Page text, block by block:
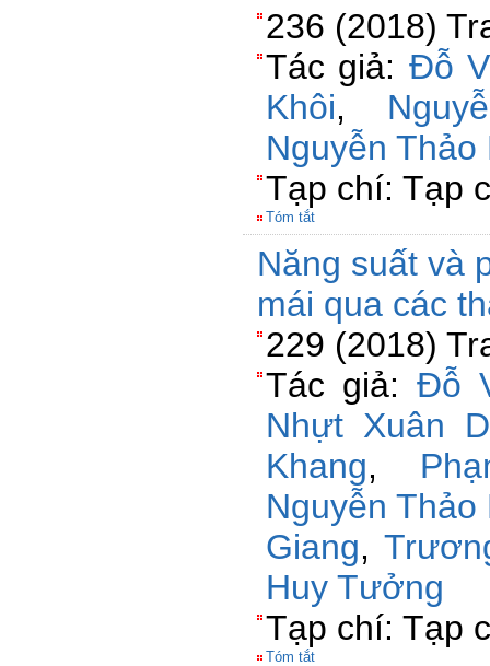
236 (2018)
Tác giả: Đỗ
Khôi,
Nguyễn Thảo
Tạp chí: Tạp
Tóm tắt
Năng suất và
mái qua các
229 (2018)
Tác giả: Đỗ
Nhựt Xuân
Khang,
Nguyễn Thảo
Giang,
Huy Tưởng
Tạp chí: Tạp
Tóm tắt